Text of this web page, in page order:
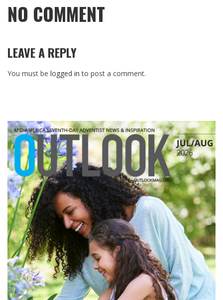
NO COMMENT
LEAVE A REPLY
You must be logged in to post a comment.